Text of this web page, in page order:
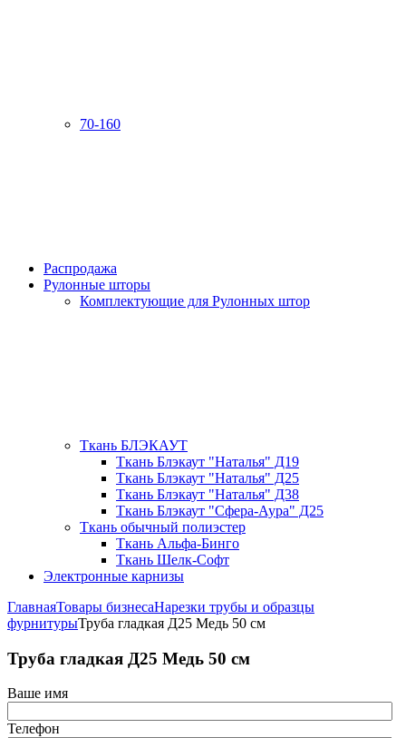
70-160
Распродажа
Рулонные шторы
Комплектующие для Рулонных штор
Ткань БЛЭКАУТ
Ткань Блэкаут "Наталья" Д19
Ткань Блэкаут "Наталья" Д25
Ткань Блэкаут "Наталья" Д38
Ткань Блэкаут "Сфера-Аура" Д25
Ткань обычный полиэстер
Ткань Альфа-Бинго
Ткань Шелк-Софт
Электронные карнизы
ГлавнаяТовары бизнесаНарезки трубы и образцы
фурнитурыТруба гладкая Д25 Медь 50 см
Труба гладкая Д25 Медь 50 см
Ваше имя
Телефон